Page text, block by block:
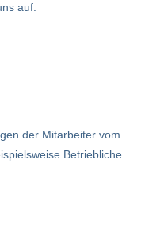
auf.
der Mitarbeiter vom
Betriebliche